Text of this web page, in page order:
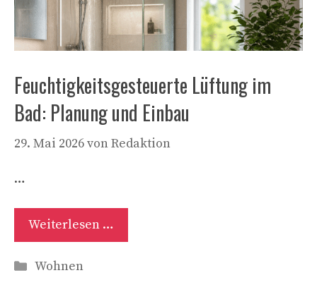
Feuchtigkeitsgesteuerte Lüftung im
Bad: Planung und Einbau
29. Mai 2026vonRedaktion
…
Weiterlesen …
Kategorien
Wohnen